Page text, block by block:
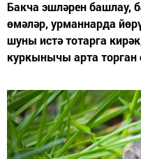
Бакча эшләрен башлау,
өмәләр, урманнарда
шуны истә тотарга
куркынычы арта торган